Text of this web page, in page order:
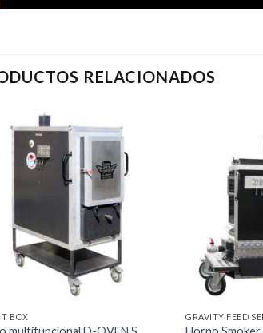
RELACIONADOS
BOX GRAVITY FEED